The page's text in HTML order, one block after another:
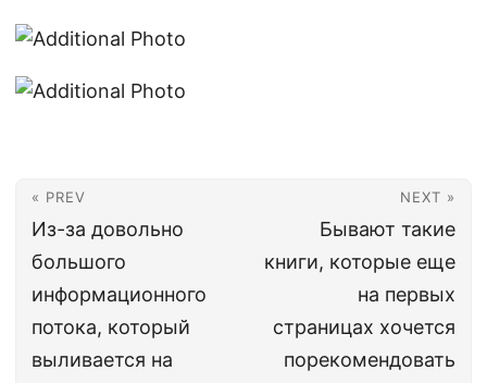
« PREV
Из-за довольно
большого
информационного
потока, который
выливается на
NEXT »
Бывают такие
книги, которые еще
на первых
страницах хочется
порекомендовать